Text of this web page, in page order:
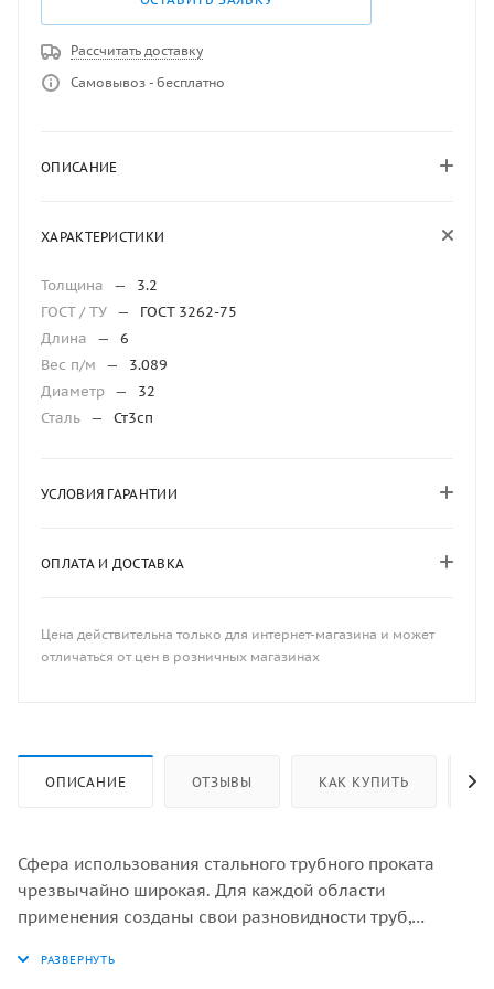
Рассчитать доставку
Самовывоз - бесплатно
ОПИСАНИЕ
ХАРАКТЕРИСТИКИ
Толщина —
3.2
ГОСТ / ТУ —
ГОСТ 3262-75
Длина
—
6
Вес п/м
—
3.089
Диаметр —
32
Сталь — Ст3сп
УСЛОВИЯ ГАРАНТИИ
ОПЛАТА И ДОСТАВКА
Цена действительна только для интернет-магазина и может
отличаться от цен в розничных магазинах
ОПИСАНИЕ ОТЗЫВЫ КАК КУПИТЬ
Сфера использования стального трубного проката
чрезвычайно широкая. Для каждой области
применения созданы свои разновидности труб,
металла, толщиной стенок и другими